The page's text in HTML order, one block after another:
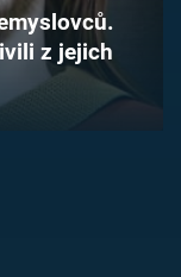
z jejich